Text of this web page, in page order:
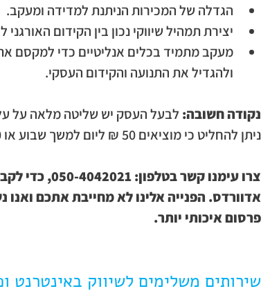
הגדלה של המכירות הניתנת למדידה ומעקב.
יצירת תמהיל שיווקי נכון בין הקידום
מעקב מתמיד בכלים אנליטיים כדי למקסם
ולהגדיל את התנועה והקידום העסקי.
נקודה חשובה: לבעל העסק יש שליטה מלאה על
ניתן להחליט כי מוציאים 50 ₪ ליום למשך שבוע או 200 ₪ ליום למשך 1/2 שנה.
צרו עימנו קשר
אדוורדס. הפנייה אלינו לא מחייבת אתכם ואנו
פרסום איכותי יותר.
שירותים משלימים לשיווק באינטרנט